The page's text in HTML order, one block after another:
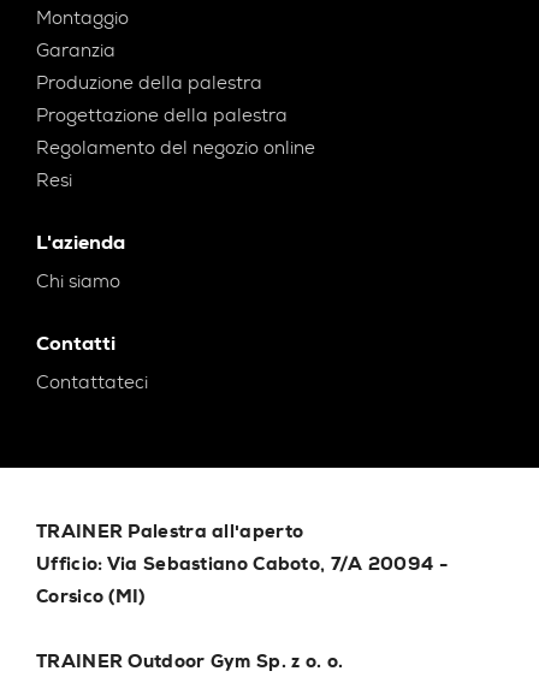
Montaggio
Garanzia
Produzione della palestra
Progettazione della palestra
Regolamento del negozio online
Resi
L'azienda
Chi siamo
Contatti
Contattateci
TRAINER Palestra all'aperto
Ufficio: Via Sebastiano Caboto, 7/A 20094 -
Corsico (MI)
TRAINER Outdoor Gym Sp. z o. o.